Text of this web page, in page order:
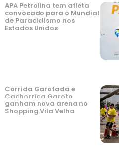
APA Petrolina tem atleta
convocado para o Mundial
de Paraciclismo nos
Estados Unidos
Corrida Garotada e
Cachorrida Garoto
ganham nova arena no
Shopping Vila Velha